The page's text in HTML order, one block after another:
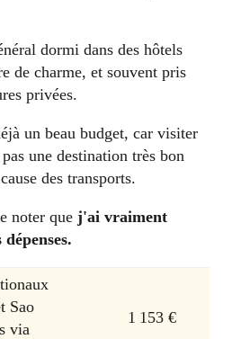
dormi dans des hôtels
de charme, et souvent pris
privées.
un beau budget, car visiter
une destination très bon
des transports.
noter que j'ai vraiment
Sao
via
1 153 €